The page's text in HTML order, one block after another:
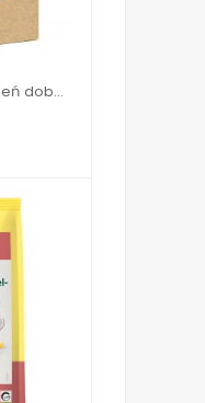
Herbatka na Dzień dobry (25x1,5g) BIO - Dary Natury 37,5g